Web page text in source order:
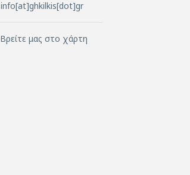
info[at]ghkilkis[dot]gr
Βρείτε μας στο χάρτη